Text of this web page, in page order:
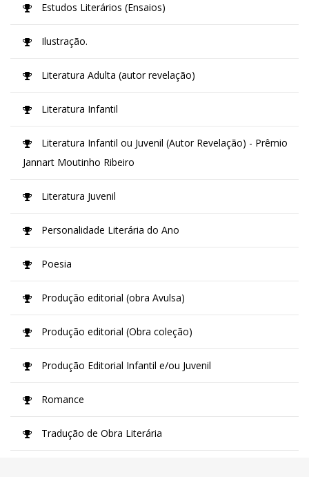
Estudos Literários (Ensaios)
Ilustração.
Literatura Adulta (autor revelação)
Literatura Infantil
Literatura Infantil ou Juvenil (Autor Revelação) - Prêmio
Jannart Moutinho Ribeiro
Literatura Juvenil
Personalidade Literária do Ano
Poesia
Produção editorial (obra Avulsa)
Produção editorial (Obra coleção)
Produção Editorial Infantil e/ou Juvenil
Romance
Tradução de Obra Literária